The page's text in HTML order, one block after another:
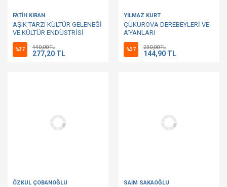
FATİH KIRAN
AŞIK TARZI KÜLTÜR GELENEĞİ
VE KÜLTÜR ENDÜSTRİSİ
BAĞLAMINDA UNKAPANI
PLAKÇILAR ÇARŞISI
%37 440,00 TL
277,20 TL
YILMAZ KURT
ÇUKUROVA DEREBEYLERİ VE
A’YANLARI
%37 230,00 TL
144,90 TL
ÖZKUL ÇOBANOĞLU SAİM SAKAOĞLU